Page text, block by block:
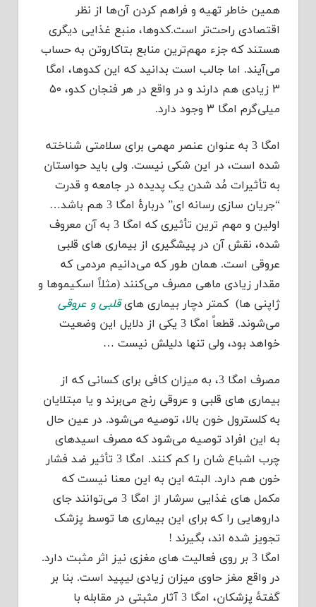
همین خاطر تهیه و فراهم کردن آن‌ها از نظر
اقتصادی راحت‌تر است.کدوها،‌ منبع غذایی دیگری
هستند که جزء مهم‌ترین منابع بتاکاروتن به حساب
می‌آیند. اما جالب است بدانید که این کدوها،‌ امگا
۳ زیادی هم دارند و در واقع در هر فنجان کدو، ۵۰
میلی‌گرم امگا ۳ وجود دارد.
امگا 3 به عنوان عنصر مهمی برای سلامتی شناخته
شده است، در این شکی نیست. ولی باید حواستان
به تأثیرات مُد شدن یک پدیده در جامعه و قدرت
“جریان سازی رسانه ای” دربارۀ امگا 3 هم باشد…
اولین و مهم ترین تأثیری که امگا 3 به آن معروف
شده، نقش آن در پیشگیری از بیماری های قلبی
عروقی است. همان طور که می‌دانیم مردمی که
مقدار زیادی ماهی مصرف می‌کنند (مثلاً اسکیموها و
ژاپنی ها) کمتر دچار بیماری هایقلبی و عروقی
می‌شوند. قطعاً امگا 3 یکی از دلایل این وضعیت
خواهد بود، ولی تنها دلیلش نیست …
مصرف امگا 3، به میزان کافی برای کسانی که از
بیماری های قلبی و عروقی رنج می‌برند و یا مبتلایان
به کلسترول خون بالا، توصیه می‌شود. در عین حال
به این افراد توصیه می‌شود که مصرف اسیدهای
چرب اشباع شان را کم کنند. امگا 3 تأثیر ضد فشار
خون هم دارد. البته این به این معنا نیست که
مکمل های غذایی سرشار از امگا 3 می‌توانند جای
داروهایی را که برای این بیماری ها توسط پزشک
تجویز شده اند، بگیرند !
امگا 3 بر روی فعالیت های مغزی نیز اثر مثبت دارد.
در واقع مغز حاوی میزان زیادی لیپید است. بنا بر
گفتۀ پزشکان، امگا 3 آثار مثبتی در مقابله با